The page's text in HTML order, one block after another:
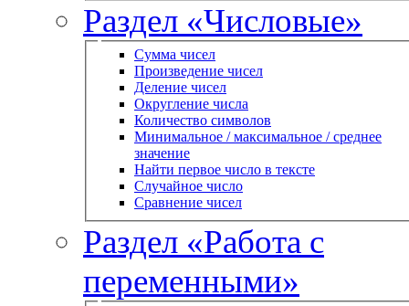
Раздел «Числовые»
Сумма чисел
Произведение чисел
Деление чисел
Округление числа
Количество символов
Минимальное / максимальное / среднее
значение
Найти первое число в тексте
Случайное число
Сравнение чисел
Раздел «Работа с
переменными»